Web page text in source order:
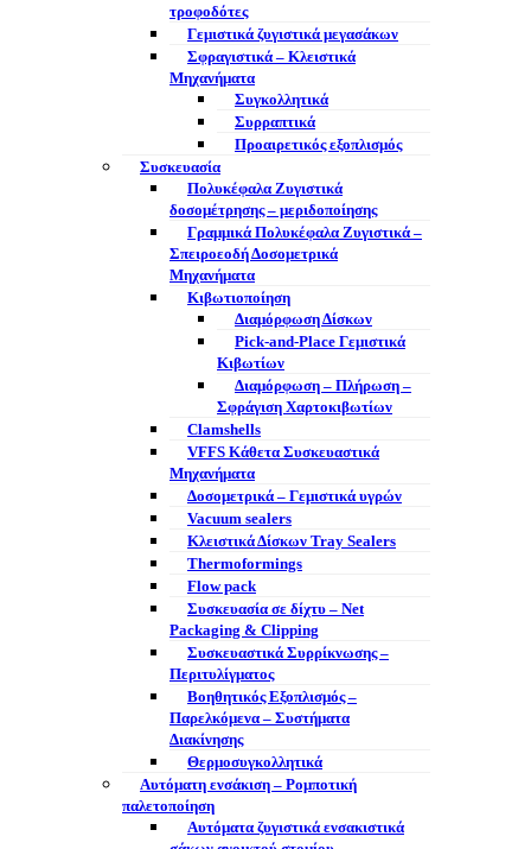
τροφοδότες
Γεμιστικά ζυγιστικά μεγασάκων
Σφραγιστικά – Κλειστικά
Μηχανήματα
Συγκολλητικά
Συρραπτικά
Προαιρετικός εξοπλισμός
Συσκευασία
Πολυκέφαλα Ζυγιστικά
δοσομέτρησης – μεριδοποίησης
Γραμμικά Πολυκέφαλα Ζυγιστικά –
Σπειροεοδή Δοσομετρικά
Μηχανήματα
Κιβωτιοποίηση
Διαμόρφωση Δίσκων
Pick-and-Place Γεμιστικά
Κιβωτίων
Διαμόρφωση – Πλήρωση –
Σφράγιση Χαρτοκιβωτίων
Clamshells
VFFS Κάθετα Συσκευαστικά
Μηχανήματα
Δοσομετρικά – Γεμιστικά υγρών
Vacuum sealers
Κλειστικά Δίσκων Tray Sealers
Thermoformings
Flow pack
Συσκευασία σε δίχτυ – Net
Packaging & Clipping
Συσκευαστικά Συρρίκνωσης –
Περιτυλίγματος
Βοηθητικός Εξοπλισμός –
Παρελκόμενα – Συστήματα
Διακίνησης
Θερμοσυγκολλητικά
Αυτόματη ενσάκιση – Ρομποτική
παλετοποίηση
Αυτόματα ζυγιστικά ενσακιστικά